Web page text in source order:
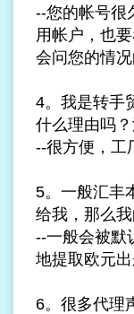
--您的帐号很
用帐户，也
会问您的情
4。我是转手
什么理由吗
--很方便，工
5。一般汇丰
给我，那么
--一般会被默
地提取欧元
6。很多代理